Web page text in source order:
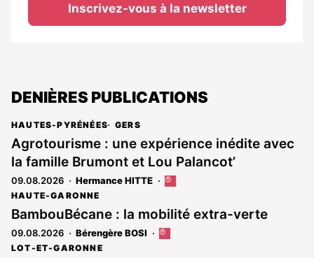
Inscrivez-vous à la newsletter
DENIÈRES PUBLICATIONS
HAUTES-PYRÉNÉES GERS
Agrotourisme : une expérience inédite avec
la famille Brumont et Lou Palancot’
09.08.2026 Hermance HITTE
Cet
est
réservé
aux
HAUTE-GARONNE
BambouBécane : la mobilité extra-verte
09.08.2026 Bérengère BOSI
Cet
LOT-ET-GARONNE